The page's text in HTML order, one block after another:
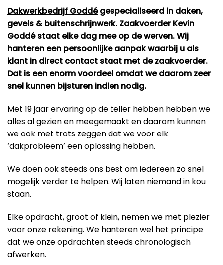
Dakwerkbedrijf Goddégespecialiseerd in daken,
gevels & buitenschrijnwerk. Zaakvoerder Kevin
Goddé staat elke dag mee op de werven. Wij
hanteren een persoonlijke aanpak waarbij u als
klant in direct contact staat met de zaakvoerder.
Dat is een enorm voordeel omdat we daarom zeer
snel kunnen bijsturen indien nodig.
Met 19 jaar ervaring op de teller hebben hebben we
alles al gezien en meegemaakt en daarom kunnen
we ook met trots zeggen dat we voor elk
‘dakprobleem’ een oplossing hebben.
We doen ook steeds ons best om iedereen zo snel
mogelijk verder te helpen. Wij laten niemand in kou
staan.
Elke opdracht, groot of klein, nemen we met plezier
voor onze rekening. We hanteren wel het principe
dat we onze opdrachten steeds chronologisch
afwerken.